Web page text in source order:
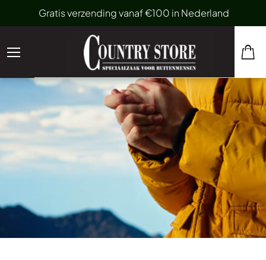
Gratis verzending vanaf €100 in Nederland